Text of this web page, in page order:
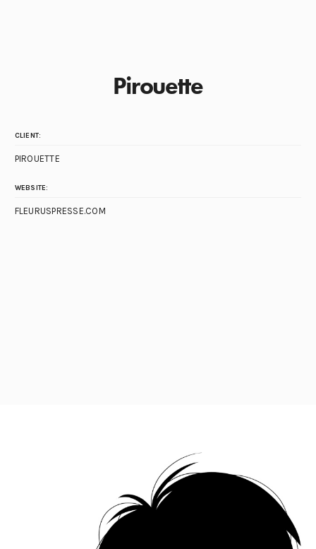
Pirouette
CLIENT:
PIROUETTE
WEBSITE:
FLEURUSPRESSE.COM